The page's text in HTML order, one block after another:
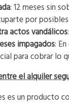
: 12 meses sin
por
actos vandálicos
impagados:
para cobrar lo
el alquiler
es un producto